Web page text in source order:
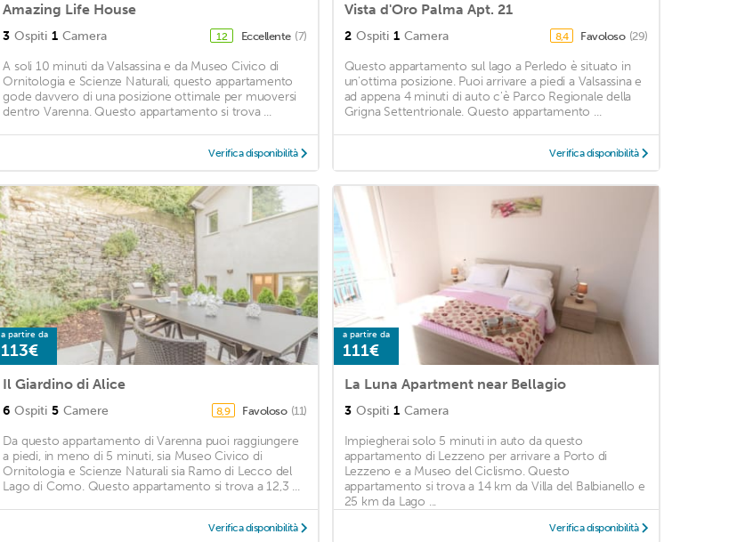
Amazing Life House
3 Ospiti 1 Camera 12 Eccellente (7)
A soli 10 minuti da Valsassina e da Museo Civico di
Ornitologia e Scienze Naturali, questo appartamento
gode davvero di una posizione ottimale per muoversi
dentro Varenna. Questo appartamento si trova ...
Verifica disponibilità
Vista d'Oro Palma Apt. 21
2 Ospiti 1 Camera 8,4 Favoloso (29)
Questo appartamento sul lago a Perledo è situato in
un'ottima posizione. Puoi arrivare a piedi a Valsassina e
ad appena 4 minuti di auto c'è Parco Regionale della
Grigna Settentrionale. Questo appartamento ...
Verifica disponibilità
a partire da
113€
Il Giardino di Alice
6 Ospiti 5 Camere 8,9 Favoloso (11)
Da questo appartamento di Varenna puoi raggiungere
a piedi, in meno di 5 minuti, sia Museo Civico di
Ornitologia e Scienze Naturali sia Ramo di Lecco del
Lago di Como. Questo appartamento si trova a 12,3 ...
Verifica disponibilità
a partire da
111€
La Luna Apartment near Bellagio
3 Ospiti 1 Camera
Impiegherai solo 5 minuti in auto da questo
appartamento di Lezzeno per arrivare a Porto di
Lezzeno e a Museo del Ciclismo. Questo
appartamento si trova a 14 km da Villa del Balbianello e
25 km da Lago ...
Verifica disponibilità